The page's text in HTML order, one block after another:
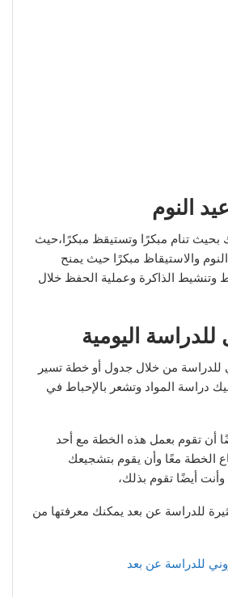
بحيث تنام مبكرًا وتستيقظ مبكرًا،حيث
والاستيقاظ مبكرًا حيث يمنح
وتنشيط الذاكرة وعملية الحفظ خلال
من خلال جدول أو خطة تسير
دراسة المواد وتشعر بالإحباط في
أن تقوم بعمل هذه الخطة مع أحد
الخطة معًا وأن يقوم بتشجيعك
أيضًا تقوم بذلك،
للدراسة عن بعد يمكنك معرفتها من
للدراسة عن بعد